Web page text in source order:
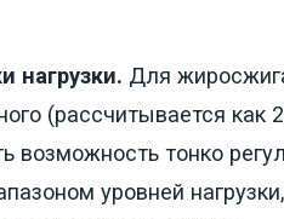
нагрузки. Для
(рассчитывается как
возможность тонко
уровней